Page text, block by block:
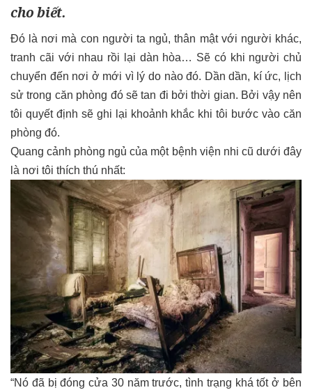
cho biết.
Đó là nơi mà con người ta ngủ, thân mật với người khác,
tranh cãi với nhau rồi lại dàn hòa… Sẽ có khi người chủ
chuyển đến nơi ở mới vì lý do nào đó. Dần dần, kí ức, lịch
sử trong căn phòng đó sẽ tan đi bởi thời gian. Bởi vậy nên
tôi quyết định sẽ ghi lại khoảnh khắc khi tôi bước vào căn
phòng đó.
Quang cảnh phòng ngủ của một bệnh viện nhi cũ dưới đây
là nơi tôi thích thú nhất:
“Nó đã bị đóng cửa 30 năm trước, tình trạng khá tốt ở bên